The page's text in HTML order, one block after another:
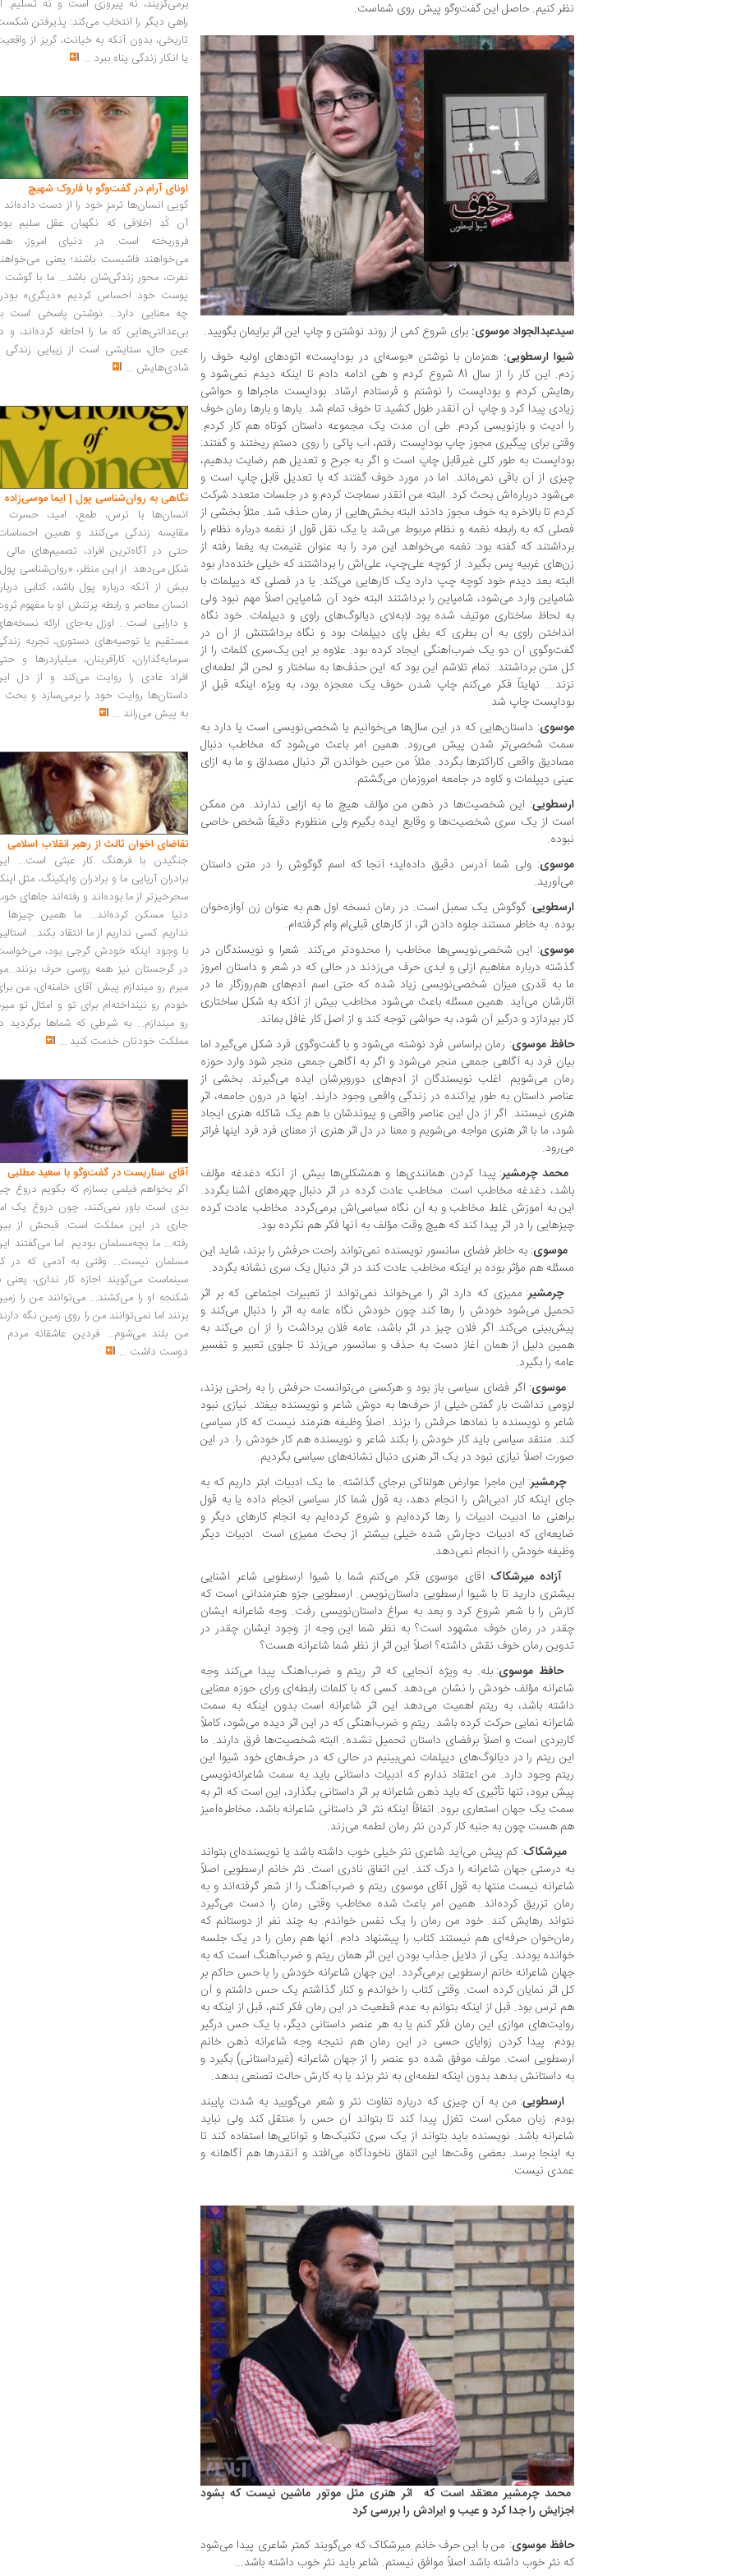
نظر کنیم. حاصل این گفت‌وگو پیش روی شماست.
سیدعبدالجواد موسوی: برای شروع کمی از روند نوشتن و چاپ این اثر برایمان بگویید.
شیوا ارسطویی: همزمان با نوشتن «بوسه‌ای در بوداپست» اتودهای اولیه خوف را
زدم. این کار را از سال 81 شروع کردم و هی ادامه دادم تا اینکه دیدم نمی‌شود و
رهایش کردم و بوداپست را نوشتم و فرستادم ارشاد. بوداپست ماجراها و حواشی
زیادی پیدا کرد و چاپ آن آنقدر طول کشید تا خوف تمام شد. بارها و بارها رمان خوف
را ادیت و بازنویسی کردم. طی آن مدت یک مجموعه داستان کوتاه هم کار کردم.
وقتی برای پیگیری مجوز چاپ بوداپست رفتم، آب پاکی را روی دستم ریختند و گفتند:
بوداپست به طور کلی غیرقابل چاپ است و اگر به جرح و تعدیل هم رضایت بدهیم،
چیزی از آن باقی نمی‌ماند. اما در مورد خوف گفتند که با تعدیل قابل چاپ است و
می‌شود درباره‌اش بحث کرد. البته من آنقدر سماجت کردم و در جلسات متعدد شرکت
کردم تا بالاخره به خوف مجوز دادند البته بخش‌هایی از رمان حذف شد. مثلاً بخشی از
فصلی که به رابطه نغمه و نظام مربوط می‌شد یا یک نقل قول از نغمه درباره نظام را
برداشتند که گفته بود: نغمه می‌خواهد این مرد را به عنوان غنیمت به یغما رفته از
زن‌های غربیه پس بگیرد. از کوچه علی‌چپ، علی‌اش را برداشتند که خیلی خنده‌دار بود
البته بعد دیدم خود کوچه چپ دارد یک کارهایی می‌کند. یا در فصلی که دیپلمات با
شامپاین وارد می‌شود، شامپاین را برداشتند البته خود آن شامپاین اصلاً مهم نبود ولی
به لحاظ ساختاری موتیف شده بود لابه‌لای دیالوگ‌های راوی و دیپلمات. خود نگاه
انداختن راوی به آن بطری که بغل پای دیپلمات بود و نگاه برداشتنش از آن در
گفت‌وگوی آن دو یک ضرب‌آهنگی ایجاد کرده بود. علاوه بر این یک‌سری کلمات را از
کل متن برداشتند. تمام تلاشم این بود که این حذف‌ها به ساختار و لحن اثر لطمه‌ای
نزند... نهایتاً فکر می‌کنم چاپ شدن خوف یک معجزه بود، به ویژه اینکه قبل از
بوداپست چاپ شد.
موسوی: داستان‌هایی که در این سال‌ها می‌خوانیم یا شخصی‌نویسی است یا دارد به
سمت شخصی‌تر شدن پیش می‌رود. همین امر باعث می‌شود که مخاطب دنبال
مصادیق واقعی کاراکترها بگردد. مثلاً من حین خواندن اثر دنبال مصداق و ما به ازای
عینی دیپلمات و کاوه در جامعه امروزمان می‌گشتم.
ارسطویی: این شخصیت‌ها در ذهن من مؤلف هیچ ما به ازایی ندارند. من ممکن
است از یک سری شخصیت‌ها و وقایع ایده بگیرم ولی منظورم دقیقاً شخص خاصی
نبوده.
موسوی: ولی شما آدرس دقیق داده‌اید؛ آنجا که اسم گوگوش را در متن داستان
می‌آورید.
ارسطویی: گوگوش یک سمبل است. در رمان نسخه اول هم به عنوان زن آوازه‌خوان
بوده. به خاطر مستند جلوه دادن اثر، از کارهای قبلی‌ام وام گرفته‌ام.
موسوی: این شخصی‌نویسی‌ها مخاطب را محدودتر می‌کند. شعرا و نویسندگان در
گذشته درباره مفاهیم ازلی و ابدی حرف می‌زدند در حالی که در شعر و داستان امروز
ما به قدری میزان شخصی‌نویسی زیاد شده که حتی اسم آدم‌های هم‌روزگار ما در
آثارشان می‌آید. همین مسئله باعث می‌شود مخاطب بیش از آنکه به شکل ساختاری
کار بپردازد و درگیر آن شود، به حواشی توجه کند و از اصل کار غافل بماند.
حافظ موسوی: رمان براساس فرد نوشته می‌شود و با گفت‌وگوی فرد شکل می‌گیرد اما
بیان فرد به آگاهی جمعی منجر می‌شود و اگر به آگاهی جمعی منجر شود وارد حوزه
رمان می‌شویم. اغلب نویسندگان از آدم‌های دوروبرشان ایده می‌گیرند. بخشی از
عناصر داستان به طور پراکنده در زندگی واقعی وجود دارند. اینها در درون جامعه، اثر
هنری نیستند. اگر از دل این عناصر واقعی و پیوندشان با هم یک شاکله هنری ایجاد
شود، ما با اثر هنری مواجه می‌شویم و معنا در دل اثر هنری از معنای فرد فرد اینها فراتر
می‌رود.
محمد چرمشیر: پیدا کردن همانندی‌ها و همشکلی‌ها بیش از آنکه دغدغه مؤلف
باشد، دغدغه مخاطب است. مخاطب عادت کرده در اثر دنبال چهره‌های آشنا بگردد.
این به آموزش غلط مخاطب و به آن نگاه سیاسی‌اش برمی‌گردد. مخاطب عادت کرده
چیزهایی را در اثر پیدا کند که هیچ وقت مؤلف به آنها فکر هم نکرده بود.
موسوی: به خاطر فضای سانسور نویسنده نمی‌تواند راحت حرفش را بزند، شاید این
مسئله هم مؤثر بوده بر اینکه مخاطب عادت کند در اثر دنبال یک سری نشانه بگردد.
چرمشیر: ممیزی که دارد اثر را می‌خواند نمی‌تواند از تعبیرات اجتماعی که بر اثر
تحمیل می‌شود خودش را رها کند چون خودش نگاه عامه به اثر را دنبال می‌کند و
پیش‌بینی می‌کند اگر فلان چیز در اثر باشد، عامه فلان برداشت را از آن می‌کند به
همین دلیل از همان آغاز دست به حذف و سانسور می‌زند تا جلوی تعبیر و تفسیر
عامه را بگیرد.
موسوی: اگر فضای سیاسی باز بود و هرکسی می‌توانست حرفش را به راحتی بزند،
لزومی نداشت بار گفتن خیلی از حرف‌ها به دوش شاعر و نویسنده بیفتد. نیازی نبود
شاعر و نویسنده با نمادها حرفش را بزند. اصلاً وظیفه هنرمند نیست که کار سیاسی
کند. منتقد سیاسی باید کار خودش را بکند شاعر و نویسنده هم کار خودش را. در این
صورت اصلاً نیازی نبود در یک اثر هنری دنبال نشانه‌های سیاسی بگردیم.
چرمشیر: این ماجرا عوارض هولناکی برجای گذاشته. ما یک ادبیات ابتر داریم که به
جای اینکه کار ادبی‌اش را انجام دهد، به قول شما کار سیاسی انجام داده یا به قول
براهنی ما ادبیت ادبیات را رها کرده‌ایم و شروع کرده‌ایم به انجام کارهای دیگر و
ضایعه‌ای که ادبیات دچارش شده خیلی بیشتر از بحث ممیزی است. ادبیات دیگر
وظیفه خودش را انجام نمی‌دهد.
آزاده میرشکاک: آقای موسوی فکر می‌کنم شما با شیوا ارسطویی شاعر آشنایی
بیشتری دارید تا با شیوا ارسطویی داستان‌نویس. ارسطویی جزو هنرمندانی است که
کارش را با شعر شروع کرد و بعد به سراغ داستان‌نویسی رفت. وجه شاعرانه ایشان
چقدر در رمان خوف مشهود است؟ به نظر شما این وجه از وجود ایشان چقدر در
تدوین رمان خوف نقش داشته؟ اصلاً این اثر از نظر شما شاعرانه هست؟
حافظ موسوی: بله. به ویژه آنجایی که اثر ریتم و ضرب‌آهنگ پیدا می‌کند وجه
شاعرانه مؤلف خودش را نشان می‌دهد. کسی که با کلمات رابطه‌ای ورای حوزه معنایی
داشته باشد، به ریتم اهمیت می‌دهد این اثر شاعرانه است بدون اینکه به سمت
شاعرانه نمایی حرکت کرده باشد. ریتم و ضرب‌آهنگی که در این اثر دیده می‌شود، کاملاً
کاربردی است و اصلاً برفضای داستان تحمیل نشده. البته شخصیت‌ها فرق دارند. ما
این ریتم را در دیالوگ‌های دیپلمات نمی‌بینیم در حالی که در حرف‌های خود شیوا این
ریتم وجود دارد. من اعتقاد ندارم که ادبیات داستانی باید به سمت شاعرانه‌نویسی
پیش برود، تنها تأثیری که باید ذهن شاعرانه بر اثر داستانی بگذارد، این است که اثر به
سمت یک جهان استعاری برود. اتفاقاً اینکه نثر اثر داستانی شاعرانه باشد، مخاطره‌آمیز
هم هست چون به جنبه کار کردن نثر رمان لطمه می‌زند.
میرشکاک: کم پیش می‌آید شاعری نثر خیلی خوب داشته باشد یا نویسنده‌ای بتواند
به درستی جهان شاعرانه را درک کند. این اتفاق نادری است. نثر خانم ارسطویی اصلاً
شاعرانه نیست منتها به قول آقای موسوی ریتم و ضرب‌آهنگ را از شعر گرفته‌اند و به
رمان تزریق کرده‌اند. همین امر باعث شده مخاطب وقتی رمان را دست می‌گیرد
نتواند رهایش کند. خود من رمان را یک نفس خواندم. به چند نفر از دوستانم که
رمان‌خوان حرفه‌ای هم نیستند کتاب را پیشنهاد دادم. آنها هم رمان را در یک جلسه
خوانده بودند. یکی از دلایل جذاب بودن این اثر همان ریتم و ضرب‌آهنگ است که به
جهان شاعرانه خانم ارسطویی برمی‌گردد. این جهان شاعرانه خودش را با حس حاکم بر
کل اثر نمایان کرده است. وقتی کتاب را خواندم و کنار گذاشتم یک حس داشتم و آن
هم ترس بود. قبل از اینکه بتوانم به عدم قطعیت در این رمان فکر کنم، قبل از اینکه به
روایت‌های موازی این رمان فکر کنم یا به هر عنصر داستانی دیگر، با یک حس درگیر
بودم. پیدا کردن زوایای حسی در این رمان هم نتیجه وجه شاعرانه ذهن خانم
ارسطویی است. مولف موفق شده دو عنصر را از جهان شاعرانه (غیرداستانی) بگیرد و
به داستانش بدهد بدون اینکه لطمه‌ای به نثر بزند یا به کارش حالت تصنعی بدهد.
ارسطویی: من به آن چیزی که درباره تفاوت نثر و شعر می‌گویید به شدت پایبند
بودم. زبان ممکن است تغزل پیدا کند تا بتواند آن حس را منتقل کند ولی نباید
شاعرانه باشد. نویسنده باید بتواند از یک سری تکنیک‌ها و توانایی‌ها استفاده کند تا
به اینجا برسد. بعضی وقت‌ها این اتفاق ناخودآگاه می‌ا‌فتد و آنقدرها هم آگاهانه و
عمدی نیست.
محمد چرمشیر معتقد است که اثر هنری مثل موتور ماشین نیست که بشود
اجزایش را جدا کرد و عیب و ایرادش را بررسی کرد
حافظ موسوی: من با این حرف خانم میرشکاک که می‌گویند کمتر شاعری پیدا می‌شود
که نثر خوب داشته باشد اصلاً موافق نیستم. شاعر باید نثر خوب داشته باشد...
برمی‌گزیند، نه پیروزی است و نه تسلیم.
راهی دیگر را انتخاب می‌کند: پذیرفتن
تاریخی، بدون آنکه به خیانت، گریز از
یا انکار زندگی پناه ببرد ...
اونای آرام در گفت‌وگو با فاروک شهیچ‭
گویی انسان‌ها ترمزِ خود را از دست داده‌اند
آن کُدِ اخلاقی که نگهبان عقل سلیم
فروریخته است. در دنیای امروز،
می‌خواهند فاشیست باشند؛ یعنی
نفرت، محورِ زندگی‌شان باشد... ما با گوشت
پوست خود احساس کردیم «دیگری»
چه معنایی دارد... نوشتن پاسخی است
بی‌عدالتی‌هایی که ما را احاطه کرده‌اند، و
عین حال، ستایشی است از زیبایی زندگی
شادی‌هایش ...
نگاهی به روان‌شناسی پول | ایما موسی‌زاده
انسان‌ها با ترس، طمع، امید، حسرت
مقایسه زندگی می‌کنند و همین
حتی در آگاه‌ترین افراد، تصمیم‌های مالی
شکل می‌دهد. از این منظر، «روان‌شناسی
بیش از آنکه درباره پول باشد، کتابی
انسان معاصر و رابطه پرتنش او با مفهوم
و دارایی است... اوزل به‌جای ارائه
مستقیم یا توصیه‌های دستوری، تجربه
سرمایه‌گذاران، کارآفرینان، میلیاردرها و
افراد عادی را روایت می‌کند و از دل
داستان‌ها روایت خود را برمی‌سازد و بحث
به پیش می‌راند ...
تقاضای اخوان ثالث از رهبر انقلاب اسلامی
جنگیدن با فرهنگ کار عبثی است...
برادران آریایی ما و برادران وایکینگ، مثل
سحرخیزتر از ما بوده‌اند و رفته‌اند جاهای
دنیا مسکن کرده‌اند... ما همین چیزها
نداریم. کسی نداریم از ما انتقاد بکند...
با وجود اینکه خودش گرجی بود،
در گرجستان نیز همه روسی حرف
میرم رو میندازم پیش آقای خامنه‌ای، من
خودم رو نینداخته‌ام برای تو و امثال تو
رو میندازم... به شرطی که شماها برگردید
مملکت خودتان خدمت کنید ...
آقای سناریست در گفت‌وگو با سعید مطلبی
اگر بخواهم فیلمی بسازم که بگویم دروغ
بدی است باور نمی‌کنند، چون دروغ یک
جاری در این مملکت است. قبحش از
رفته... ما بچه‌مسلمان بودیم. اما می‌گفتند
مسلمان نیست... وقتی به آدمی که در
سینماست می‌گویند اجازه کار نداری، یعنی
شکنجه او را می‌کشند... می‌توانند من را
بزنند اما نمی‌توانند من را روی زمین نگه
من بلند می‌شوم... فردین عاشقانه مردم
دوست داشت ...